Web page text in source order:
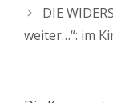
DIE
weiter…“: im